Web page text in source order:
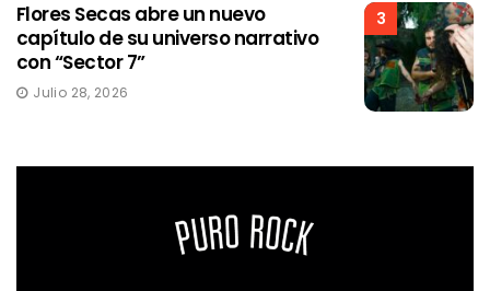
3
Flores Secas abre un nuevo
capítulo de su universo narrativo
con “Sector 7”
Julio 28, 2026